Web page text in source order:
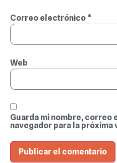
Correo electrónico *
Web
Guarda mi nombre, correo
navegador para la próxima